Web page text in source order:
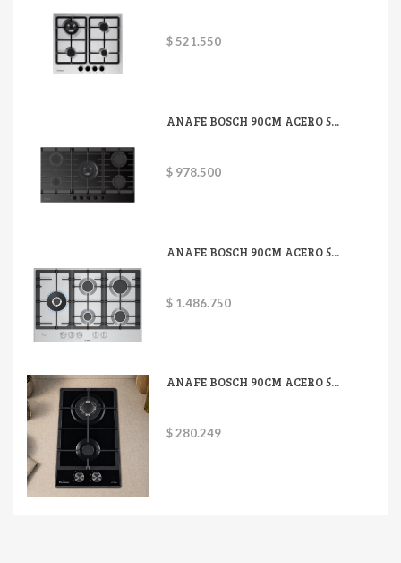
$ 521.550
ANAFE BOSCH 90CM ACERO 5...
$ 978.500
ANAFE BOSCH 90CM ACERO 5...
$ 1.486.750
ANAFE BOSCH 90CM ACERO 5...
$ 280.249